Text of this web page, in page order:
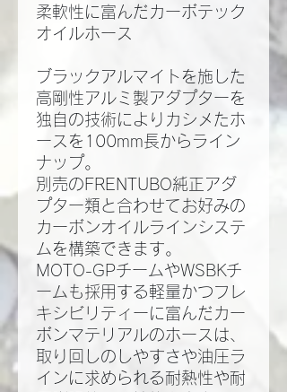
柔軟性に富んだカーボテック
オイルホース
ブラックアルマイトを施した
高剛性アルミ製アダプターを
独自の技術によりカシメたホ
ースを100mm長からライン
ナップ。
別売のFRENTUBO純正アダ
プター類と合わせてお好みの
カーボンオイルラインシステ
ムを構築できます。
MOTO-GPチームやWSBKチ
ームも採用する軽量かつフレ
キシビリティーに富んだカー
ボンマテリアルのホースは、
取り回しのしやすさや油圧ラ
インに求められる耐熱性や耐